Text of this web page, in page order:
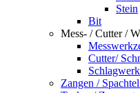
Stein
Bit
Mess- / Cutter /
Cutter/
Zangen /